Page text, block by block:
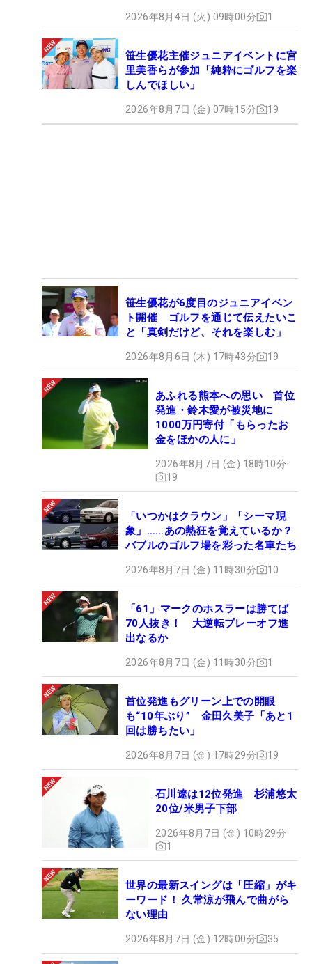
2026年8月4日 (火) 09時00分 1
笹生優花主催ジュニアイベントに宮
里美香らが参加「純粋にゴルフを楽
しんでほしい」
2026年8月7日 (金) 07時15分 19
笹生優花が6度目のジュニアイベン
ト開催 ゴルフを通じて伝えたいこ
と「真剣だけど、それを楽しむ」
2026年8月6日 (木) 17時43分 19
あふれる熊本への思い 首位
発進・鈴木愛が被災地に
1000万円寄付「もらったお
金をほかの人に」
2026年8月7日 (金) 18時10分
19
「いつかはクラウン」「シーマ現
象」……あの熱狂を覚えているか？
バブルのゴルフ場を彩った名車たち
2026年8月7日 (金) 11時30分 10
「61」マークのホスラーは勝てば
70人抜き！ 大逆転プレーオフ進
出なるか
2026年8月7日 (金) 11時30分 1
首位発進もグリーン上での開眼
も“10年ぶり” 金田久美子「あと1
回は勝ちたい」
2026年8月7日 (金) 17時29分 19
石川遼は12位発進 杉浦悠太
20位/米男子下部
2026年8月7日 (金) 10時29分
1
世界の最新スイングは「圧縮」がキ
ーワード！ 久常涼が飛んで曲がら
ない理由
2026年8月7日 (金) 12時00分 35